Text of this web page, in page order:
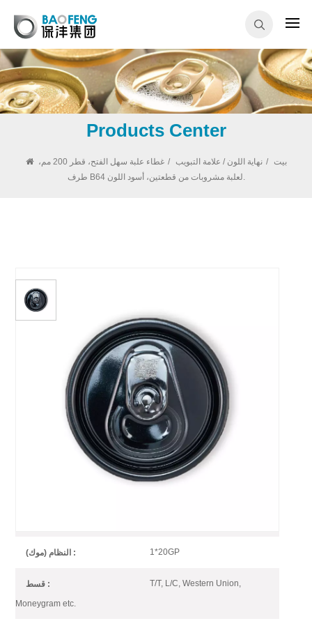
Products Center
بيت / نهاية اللون / علامة التبويب /
غطاء علبة سهل الفتح، قطر 200 مم،
طرف B64 لعلبة مشروبات من قطعتين، أسود اللون.
مم، طرف B64 لعلبة مشروبات من
قطعتين، أسود اللون.
النظام (موك) : 1*20GP
قسط : T/T, L/C, Western Union,
Moneygram etc.